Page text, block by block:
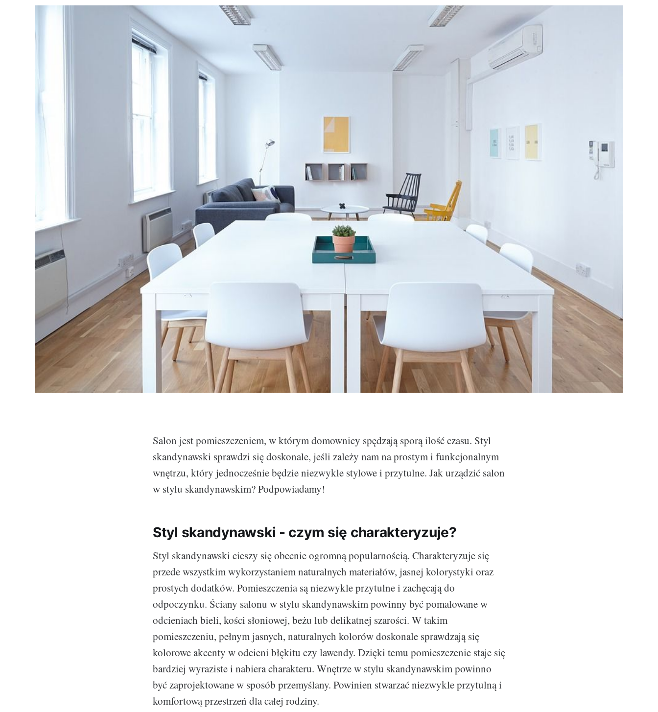
Salon jest pomieszczeniem, w którym domownicy spędzają sporą ilość czasu. Styl
skandynawski sprawdzi się doskonale, jeśli zależy nam na prostym i funkcjonalnym
wnętrzu, który jednocześnie będzie niezwykle stylowe i przytulne. Jak urządzić salon
w stylu skandynawskim? Podpowiadamy!
Styl skandynawski - czym się charakteryzuje?
Styl skandynawski cieszy się obecnie ogromną popularnością. Charakteryzuje się
przede wszystkim wykorzystaniem naturalnych materiałów, jasnej kolorystyki oraz
prostych dodatków. Pomieszczenia są niezwykle przytulne i zachęcają do
odpoczynku. Ściany salonu w stylu skandynawskim powinny być pomalowane w
odcieniach bieli, kości słoniowej, beżu lub delikatnej szarości. W takim
pomieszczeniu, pełnym jasnych, naturalnych kolorów doskonale sprawdzają się
kolorowe akcenty w odcieni błękitu czy lawendy. Dzięki temu pomieszczenie staje się
bardziej wyraziste i nabiera charakteru. Wnętrze w stylu skandynawskim powinno
być zaprojektowane w sposób przemyślany. Powinien stwarzać niezwykle przytulną i
komfortową przestrzeń dla całej rodziny.